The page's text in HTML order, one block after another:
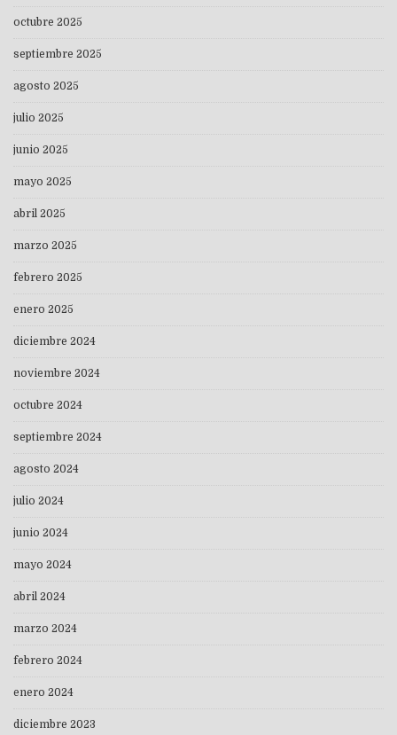
octubre 2025
septiembre 2025
agosto 2025
julio 2025
junio 2025
mayo 2025
abril 2025
marzo 2025
febrero 2025
enero 2025
diciembre 2024
noviembre 2024
octubre 2024
septiembre 2024
agosto 2024
julio 2024
junio 2024
mayo 2024
abril 2024
marzo 2024
febrero 2024
enero 2024
diciembre 2023